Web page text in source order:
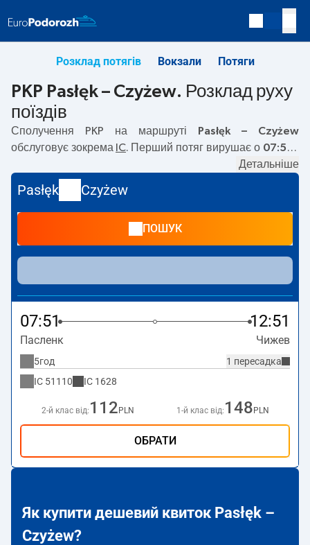
Розклад потягів Вокзали Потяги
PKP Pasłęk – Czyżew. Розклад руху
поїздів
Сполучення PKP на маршруті
Pasłęk – Czyżew
обслуговує зокрема IC . Перший потяг вирушає о 07:51з
07:51. Наразі на маршруті
інші потяги перевізника PKP Intercity. Потяг завершує
маршрут на станції Czyżew.
Детальніше
Pasłęk Czyżew
ПОШУК
07:51 12:51
Пасленк Чижев
1 пересадка
5год
IC 51110 IC 1628
2-й клас від: 112 PLN 1-й клас від: 148 PLN
ОБРАТИ
Як купити дешевий квиток Pasłęk –
Czyżew?